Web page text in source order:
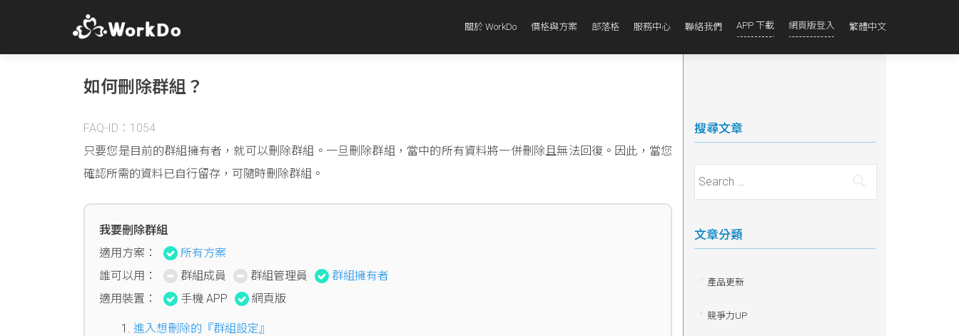
關於 WorkDo 價格與方案 部落格 服務中心 聯絡我們 APP 下載 網頁版登入 繁體中文
如何刪除群組？
FAQ-ID：1054
只要您是目前的群組擁有者，就可以刪除群組。一旦刪除群組，當中的所有資料將一併刪除且無法回復。因此，當您
確認所需的資料已自行留存，可隨時刪除群組。
我要刪除群組
適用方案：
所有方案
誰可以用：
群組成員 群組管理員
群組擁有者
適用裝置：
手機 APP 網頁版
進入想刪除的『群組設定』
搜尋文章
Search for:
文章分類
產品更新
競爭力UP